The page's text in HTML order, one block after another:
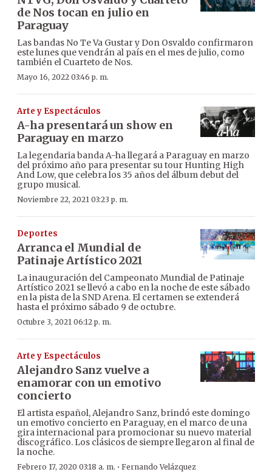
de Nos tocan en julio en
Paraguay
Las bandas No Te Va Gustar y Don Osvaldo confirmaron
este lunes que vendrán al país en el mes de julio, como
también el Cuarteto de Nos.
Mayo 16, 2022 03:46 p. m.
Arte y Espectáculos
A-ha presentará un show en
Paraguay en marzo
La legendaria banda A-ha llegará a Paraguay en marzo
del próximo año para presentar su tour Hunting High
And Low, que celebra los 35 años del álbum debut del
grupo musical.
Noviembre 22, 2021 03:23 p. m.
Deportes
Arranca el Mundial de
Patinaje Artístico 2021
La inauguración del Campeonato Mundial de Patinaje
Artístico 2021 se llevó a cabo en la noche de este sábado
en la pista de la SND Arena. El certamen se extenderá
hasta el próximo sábado 9 de octubre.
Octubre 3, 2021 06:12 p. m.
Arte y Espectáculos
Alejandro Sanz vuelve a
enamorar con un emotivo
concierto
El artista español, Alejandro Sanz, brindó este domingo
un emotivo concierto en Paraguay, en el marco de una
gira internacional para promocionar su nuevo material
discográfico. Los clásicos de siempre llegaron al final de
la noche.
Febrero 17, 2020 03:18 a. m. · Fernando Velázquez